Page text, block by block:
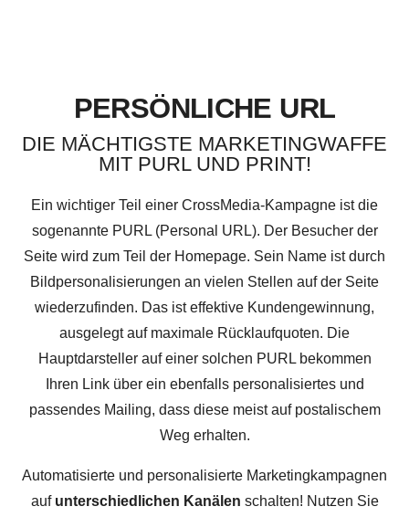
PERSÖNLICHE URL
DIE MÄCHTIGSTE MARKETINGWAFFE
MIT PURL UND PRINT!
Ein wichtiger Teil einer CrossMedia-Kampagne ist die
sogenannte PURL (Personal URL). Der Besucher der
Seite wird zum Teil der Homepage. Sein Name ist durch
Bildpersonalisierungen an vielen Stellen auf der Seite
wiederzufinden. Das ist effektive Kundengewinnung,
ausgelegt auf maximale Rücklaufquoten. Die
Hauptdarsteller auf einer solchen PURL bekommen
Ihren Link über ein ebenfalls personalisiertes und
passendes Mailing, dass diese meist auf postalischem
Weg erhalten.
Automatisierte und personalisierte Marketingkampagnen
auf unterschiedlichen Kanälen schalten! Nutzen Sie